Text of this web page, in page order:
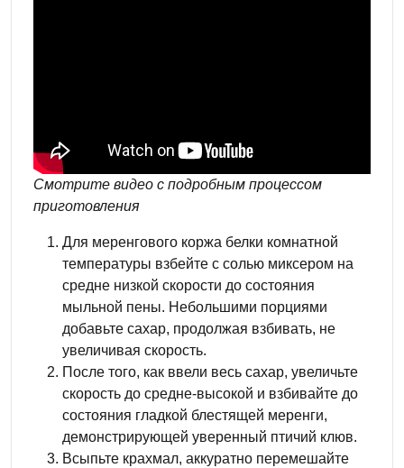
Смотрите видео с подробным процессом
приготовления
Для меренгового коржа белки комнатной
температуры взбейте с солью миксером на
средне низкой скорости до состояния
мыльной пены. Небольшими порциями
добавьте сахар, продолжая взбивать, не
увеличивая скорость.
После того, как ввели весь сахар, увеличьте
скорость до средне-высокой и взбивайте до
состояния гладкой блестящей меренги,
демонстрирующей уверенный птичий клюв.
Всыпьте крахмал, аккуратно перемешайте